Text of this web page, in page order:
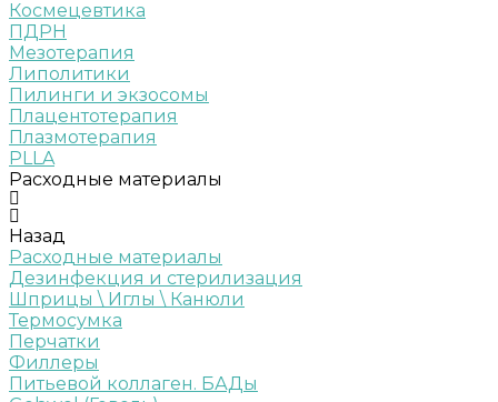
Космецевтика
ПДРН
Мезотерапия
Липолитики
Пилинги и экзосомы
Плацентотерапия
Плазмотерапия
PLLA
Расходные материалы
Назад
Расходные материалы
Дезинфекция и стерилизация
Шприцы \ Иглы \ Канюли
Термосумка
Перчатки
Филлеры
Питьевой коллаген. БАДы